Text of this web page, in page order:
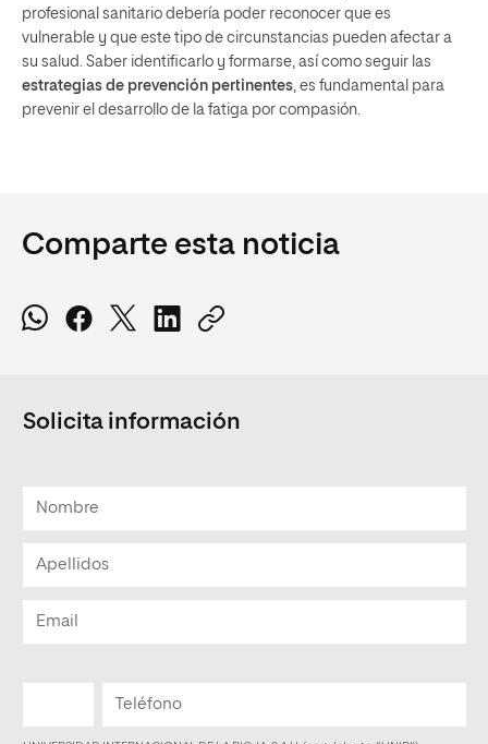
profesional sanitario debería poder reconocer que es
vulnerable y que este tipo de circunstancias pueden afectar a
su salud. Saber identificarlo y formarse, así como seguir las
estrategias de prevención pertinentes , es fundamental para
prevenir el desarrollo de la fatiga por compasión.
Comparte esta noticia
Solicita información